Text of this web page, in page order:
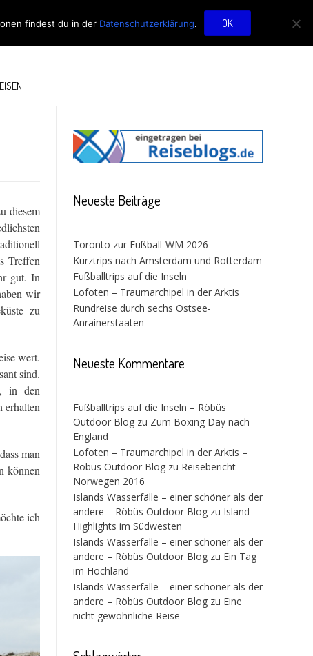
diesem
Treffen
gut. In
wir
zu
wert.
sind.
, in den
erhalten
man
können
ich
Neueste Beiträge
Toronto zur Fußball-WM 2026
Kurztrips nach Amsterdam und Rotterdam
Fußballtrips auf die Inseln
Lofoten – Traumarchipel in der Arktis
Rundreise durch sechs Ostsee-
Anrainerstaaten
Neueste Kommentare
Fußballtrips auf die Inseln – Röbüs
Outdoor Blog zu Zum Boxing Day nach
England
Lofoten – Traumarchipel in der Arktis –
Röbüs Outdoor Blog zu Reisebericht –
Norwegen 2016
Islands Wasserfälle – einer schöner als der
andere – Röbüs Outdoor Blog zu Island –
Highlights im Südwesten
Islands Wasserfälle – einer schöner als der
andere – Röbüs Outdoor Blog zu Ein Tag
im Hochland
Islands Wasserfälle – einer schöner als der
andere – Röbüs Outdoor Blog zu Eine
nicht gewöhnliche Reise
findest du in der Datenschutzerklärung. OK